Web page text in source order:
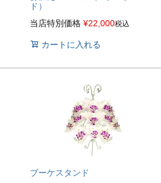
ド）
当店特別価格 ¥22,000税込
カートに入れる
ブーケスタンド